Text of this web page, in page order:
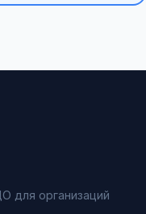
для организаций